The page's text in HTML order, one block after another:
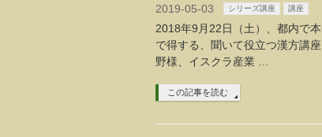
2019-05-03 シリーズ講座 講座
2018年9月22日（土）、都内で
で得する、聞いて役立つ漢方講
野様、イスクラ産業 …
この記事を読む